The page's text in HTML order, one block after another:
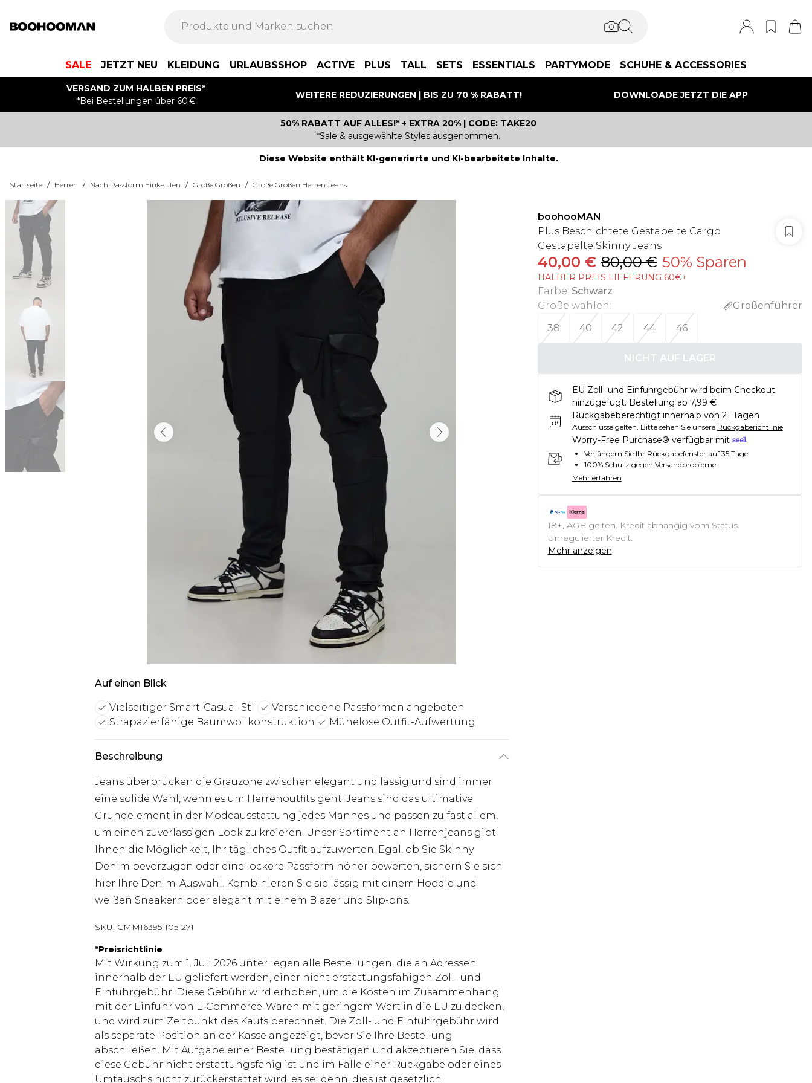
SALE JETZT NEU KLEIDUNG URLAUBSSHOP ACTIVE PLUS TALL SETS ESSENTIALS PARTYMODE SCHUHE & ACCESSORIES
VERSAND ZUM HALBEN PREIS*
*Bei Bestellungen über 60 €
WEITERE REDUZIERUNGEN | BIS ZU 70 % RABATT! DOWNLOADE JETZT DIE APP
50% RABATT AUF ALLES!* + EXTRA 20% | CODE: TAKE20
*Sale & ausgewählte Styles ausgenommen.
Diese Website enthält KI-generierte und KI-bearbeitete Inhalte.
Startseite / Herren / Nach Passform Einkaufen / Große Größen / Große Größen Herren Jeans
Auf einen Blick
Vielseitiger Smart-Casual-Stil
Verschiedene Passformen angeboten
Strapazierfähige Baumwollkonstruktion
Mühelose Outfit-Aufwertung
Beschreibung
Jeans überbrücken die Grauzone zwischen elegant und lässig und sind immer
eine solide Wahl, wenn es um Herrenoutfits geht. Jeans sind das ultimative
Grundelement in der Modeausstattung jedes Mannes und passen zu fast allem,
um einen zuverlässigen Look zu kreieren. Unser Sortiment an Herrenjeans gibt
Ihnen die Möglichkeit, Ihr tägliches Outfit aufzuwerten. Egal, ob Sie Skinny
Denim bevorzugen oder eine lockere Passform höher bewerten, sichern Sie sich
hier Ihre Denim-Auswahl. Kombinieren Sie sie lässig mit einem Hoodie und
weißen Sneakern oder elegant mit einem Blazer und Slip-ons.
SKU: CMM16395-105-271
*Preisrichtlinie
Mit Wirkung zum 1. Juli 2026 unterliegen alle Bestellungen, die an Adressen
innerhalb der EU geliefert werden, einer nicht erstattungsfähigen Zoll- und
Einfuhrgebühr. Diese Gebühr wird erhoben, um die Kosten im Zusammenhang
mit der Einfuhr von E‑Commerce-Waren mit geringem Wert in die EU zu decken,
und wird zum Zeitpunkt des Kaufs berechnet. Die Zoll- und Einfuhrgebühr wird
als separate Position an der Kasse angezeigt, bevor Sie Ihre Bestellung
abschließen. Mit Aufgabe einer Bestellung bestätigen und akzeptieren Sie, dass
diese Gebühr nicht erstattungsfähig ist und im Falle einer Rückgabe oder eines
Umtauschs nicht zurückerstattet wird, es sei denn, dies ist gesetzlich
boohooMAN
Plus Beschichtete Gestapelte Cargo
Gestapelte Skinny Jeans
40,00 € 80,00 € 50% Sparen
HALBER PREIS LIEFERUNG 60€+
Farbe: Schwarz
Größe wählen:
Größenführer
38
40 42 44 46
NICHT AUF LAGER
EU Zoll- und Einfuhrgebühr wird beim Checkout
hinzugefügt. Bestellung ab 7,99 €
Rückgabeberechtigt innerhalb von 21 Tagen
Ausschlüsse gelten. Bitte sehen Sie unsere Rückgaberichtlinie
Worry-Free Purchase® verfügbar mit
Verlängern Sie Ihr Rückgabefenster auf 35 Tage
100% Schutz gegen Versandprobleme
Mehr erfahren
18+, AGB gelten. Kredit abhängig vom Status.
Unregulierter Kredit.
Mehr anzeigen